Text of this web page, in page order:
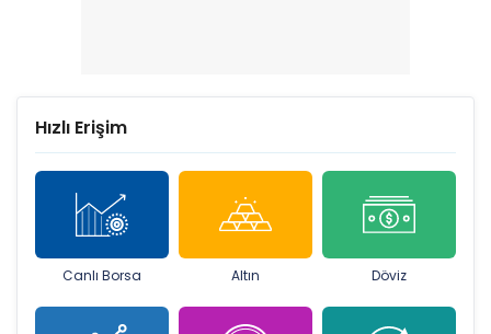
Hızlı Erişim
Canlı Borsa Altın Döviz